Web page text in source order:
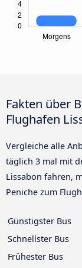
Fakten über
Flughafen
Vergleiche alle
täglich 3 mal mit
Lissabon fahren,
Peniche zum
Günstigster Bus
Schnellster Bus
Frühester Bus